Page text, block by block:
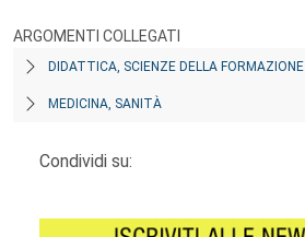
ARGOMENTI COLLEGATI
DIDATTICA, SCIENZE DELLA FORMAZIONE
MEDICINA, SANITÀ
Condividi su: